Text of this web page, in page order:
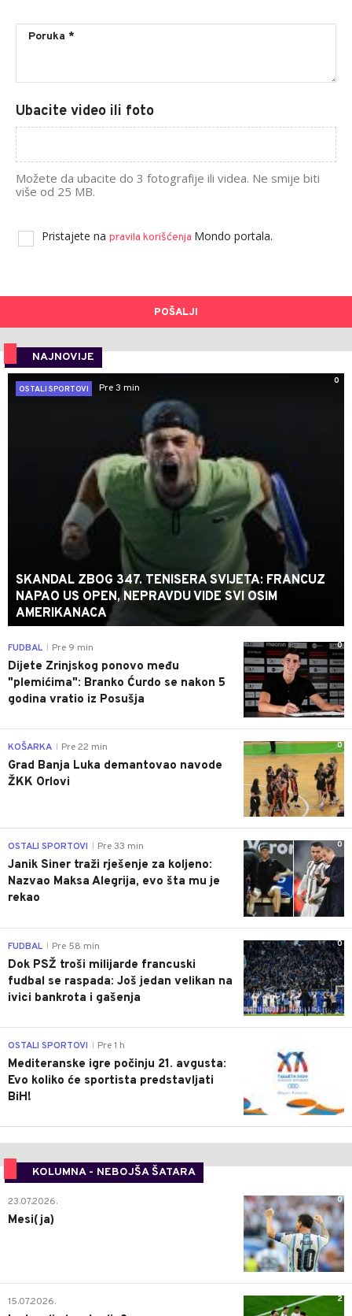
Ubacite video ili foto
Možete da ubacite do 3 fotografije ili videa. Ne smije biti
više od 25 MB.
Pristajete na pravila korišćenja Mondo portala.
POŠALJI
NAJNOVIJE
0
OSTALI SPORTOVI
Pre 3 min
SKANDAL ZBOG 347. TENISERA SVIJETA: FRANCUZ
NAPAO US OPEN, NEPRAVDU VIDE SVI OSIM
AMERIKANACA
0
FUDBAL Pre 9 min
Dijete Zrinjskog ponovo među
"plemićima": Branko Ćurdo se nakon 5
godina vratio iz Posušja
0
KOŠARKA Pre 22 min
Grad Banja Luka demantovao navode
ŽKK Orlovi
0
OSTALI SPORTOVI Pre 33 min
Janik Siner traži rješenje za koljeno:
Nazvao Maksa Alegrija, evo šta mu je
rekao
0
FUDBAL Pre 58 min
Dok PSŽ troši milijarde francuski
fudbal se raspada: Još jedan velikan na
ivici bankrota i gašenja
OSTALI SPORTOVI Pre 1 h
Mediteranske igre počinju 21. avgusta:
Evo koliko će sportista predstavljati
BiH!
KOLUMNA - NEBOJŠA ŠATARA
0
23.07.2026.
Mesi(ja)
2
15.07.2026.